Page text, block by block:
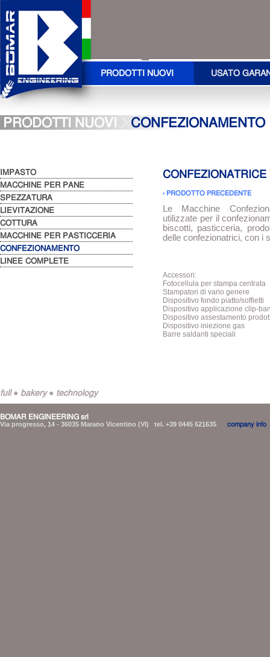
PRODOTTI NUOVI USATO
PRODOTTI NUOVI CONFEZIONAMENTO
IMPASTO
MACCHINE PER PANE
SPEZZATURA
LIEVITAZIONE
COTTURA
MACCHINE PER PASTICCERIA
CONFEZIONAMENTO
LINEE COMPLETE
‹ PRODOTTO PRECEDENTE
Le Macchine
utilizzate per il
biscotti, pasticceria,
delle confezionatrici, con i
Accessori:
Fotocellula per stampa centrata
Stampatori di vario genere
Dispositivo fondo piatto/soffietti
Dispositivo applicazione clip-
Dispositivo assestamento
Dispositivo iniezione gas
Barre saldanti speciali
full ● bakery ● technology
BOMAR ENGINEERING srl
Via progresso, 14 - 36035 Marano Vicentino (VI) tel. +39 0445 621635 company info